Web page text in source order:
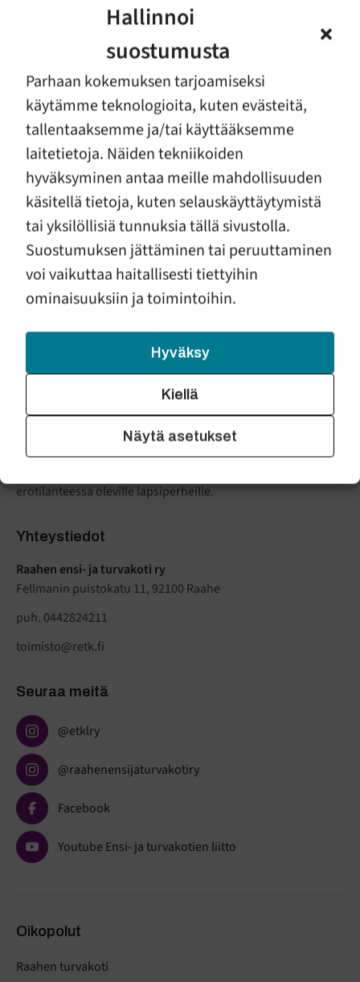
Hallinnoi
suostumusta
Parhaan kokemuksen tarjoamiseksi
käytämme teknologioita, kuten evästeitä,
tallentaaksemme ja/tai käyttääksemme
laitetietoja. Näiden tekniikoiden
hyväksyminen antaa meille mahdollisuuden
käsitellä tietoja, kuten selauskäyttäytymistä
tai yksilöllisiä tunnuksia tällä sivustolla.
Suostumuksen jättäminen tai peruuttaminen
voi vaikuttaa haitallisesti tiettyihin
ominaisuuksiin ja toimintoihin.
Hyväksy
Kiellä
Näytä asetukset
Vauva- ja lapsiperhepalvelut
Ensikoti
Vauvaperheohjaus
Pakkaa mukaan ensikotiin
Arki ensikodilla
Raahen ensi- ja turvakoti tarjoaa turvakoti ja avopalveluita
väkivaltaa kokeneille sekä ensikodin tukea vauvaperheille.
erotilanteessa oleville lapsiperheille.
Yhteystiedot
Raahen ensi- ja turvakoti ry
Fellmanin puistokatu 11, 92100 Raahe
puh. 0442824211
toimisto@retk.fi
Seuraa meitä
@etklry
@raahenensijaturvakotiry
Facebook
Youtube Ensi- ja turvakotien liitto
Oikopolut
Raahen turvakoti